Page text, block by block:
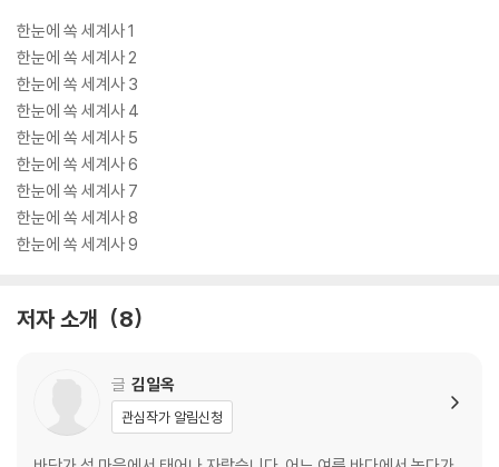
한눈에 쏙 세계사 1
한눈에 쏙 세계사 2
한눈에 쏙 세계사 3
한눈에 쏙 세계사 4
한눈에 쏙 세계사 5
한눈에 쏙 세계사 6
한눈에 쏙 세계사 7
한눈에 쏙 세계사 8
한눈에 쏙 세계사 9
저자 소개 8
글 김일옥
관심작가 알림신청